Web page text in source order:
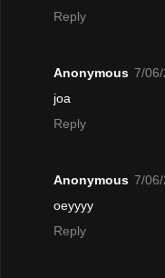
Reply
Anonymous 7/
joa
Reply
Anonymous 7/
oeyyyy
Reply